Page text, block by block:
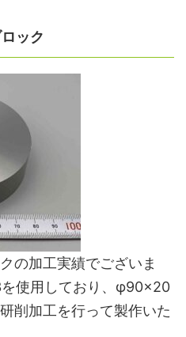
ック
の加工実績でございま
使用しており、φ90×20
削加工を行って製作いた